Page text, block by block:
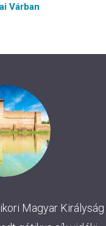
Várban
Magyar Királyság